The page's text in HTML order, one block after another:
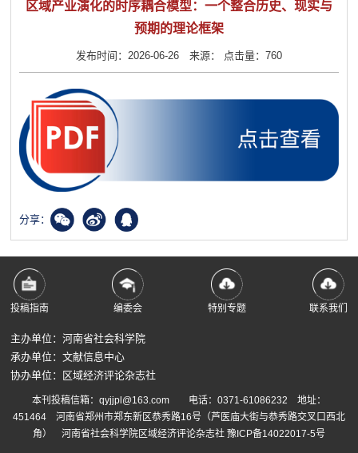
区域产业演化的时序耦合模型：一个整合历史、现实与
预期的理论框架
发布时间：2026-06-26 来源： 点击量：760
分享：
投稿指南 编委会 特别专题 联系我们
主办单位：河南省社会科学院
承办单位：文献信息中心
协办单位：区域经济评论杂志社
本刊投稿信箱：qyjjpl@163.com 电话：0371-61086232 地址：
451464 河南省郑州市郑东新区恭秀路16号（芦医庙大街与恭秀路交叉口西北
角） 河南省社会科学院区域经济评论杂志社 豫ICP备14022017-5号